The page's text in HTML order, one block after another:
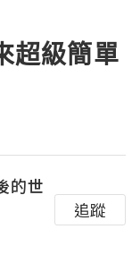
超級簡單
的世
追蹤